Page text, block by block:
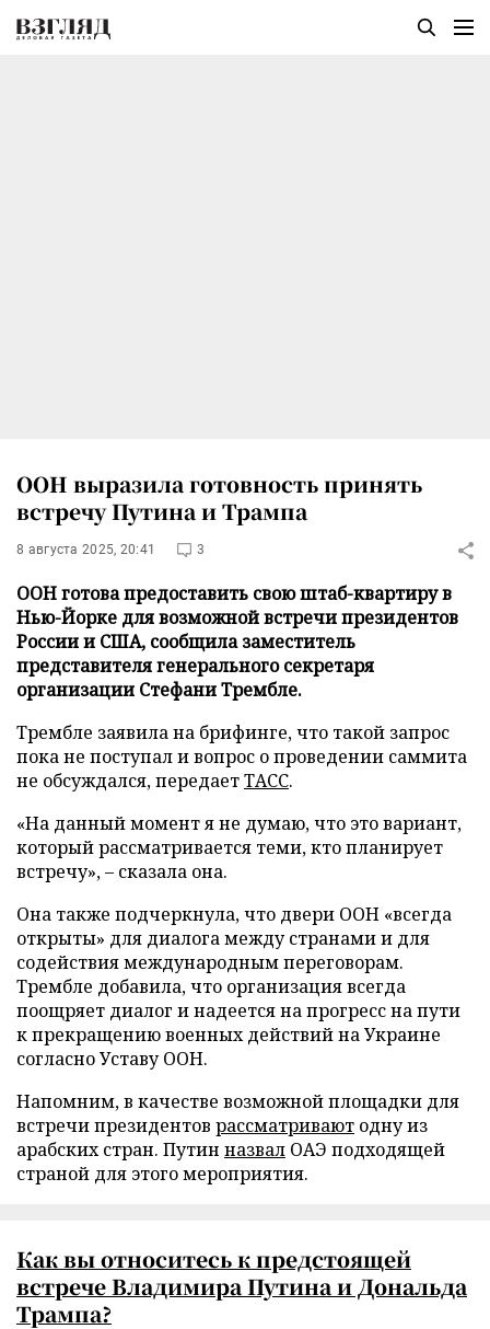
ООН выразила готовность принять
встречу Путина и Трампа
8 августа 2025, 20:41 3
ООН готова предоставить свою штаб-квартиру в
Нью-Йорке для возможной встречи президентов
России и США, сообщила заместитель
представителя генерального секретаря
организации Стефани Трембле.
Трембле заявила на брифинге, что такой запрос
пока не поступал и вопрос о проведении саммита
не обсуждался, передаетТАСС.
«На данный момент я не думаю, что это вариант,
который рассматривается теми, кто планирует
встречу», – сказала она.
Она также подчеркнула, что двери ООН «всегда
открыты» для диалога между странами и для
содействия международным переговорам.
Трембле добавила, что организация всегда
поощряет диалог и надеется на прогресс на пути
к прекращению военных действий на Украине
согласно Уставу ООН.
Напомним, в качестве возможной площадки для
встречи президентов рассматривают одну из
арабских стран. Путин назвал ОАЭ подходящей
страной для этого мероприятия.
Как вы относитесь к предстоящей
встрече Владимира Путина и Дональда
Трампа?